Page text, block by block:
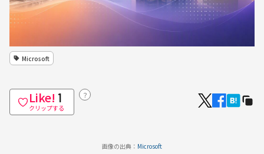
Microsoft
Like! 1
クリップする
？
画像の出典： Microsoft